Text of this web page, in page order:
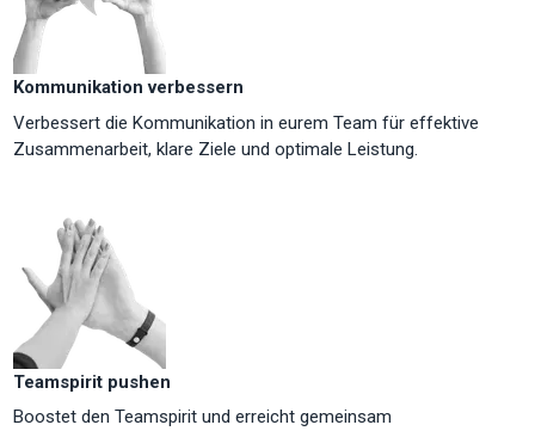
Kommunikation verbessern
Verbessert die Kommunikation in eurem Team für effektive
Zusammenarbeit, klare Ziele und optimale Leistung.
Teamspirit pushen
Boostet den Teamspirit und erreicht gemeinsam